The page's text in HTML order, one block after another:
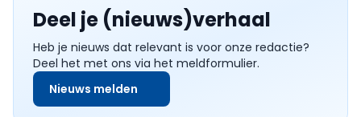
Deel je (nieuws)verhaal
Heb je nieuws dat relevant is voor onze redactie?
Deel het met ons via het meldformulier.
Nieuws melden